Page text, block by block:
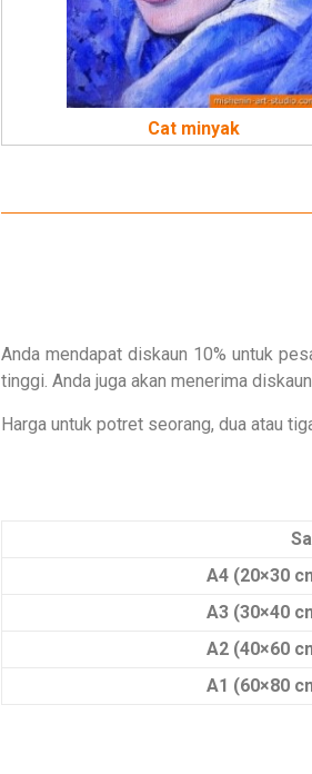
Cat minyak
Anda mendapat diskaun 10% untuk
tinggi. Anda juga akan menerima
Harga untuk potret seorang, dua atau
A4 (20×30
A3 (30×40
A2 (40×60
A1 (60×80